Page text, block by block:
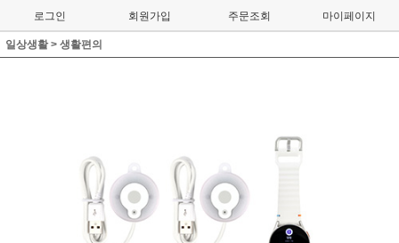
로그인 회원가입 주문조회 마이페이지
일상생활> 생활편의